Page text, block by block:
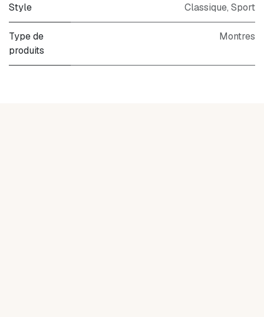
Style Classique, Sport
Type de
produits
Montres